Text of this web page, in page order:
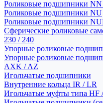
Роликовые подшипники
Роликовые подшипники NU
Роликовые подшипники
Сферические роликовые
230 / 240
Упорные роликовые
Упорные роликовые
AXK / AZ
Игольчатые подшипники
Внутренние кольца IR / LR
Игольчатые муфты типа HF